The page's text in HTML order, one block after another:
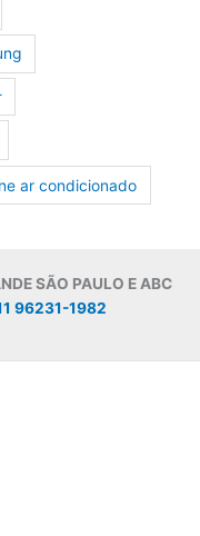
ar condicionado
SÃO PAULO E ABC
96231-1982